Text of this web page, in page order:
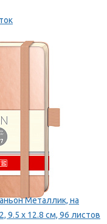
Металлик, на
9.5 х 12.8 см, 96 листов